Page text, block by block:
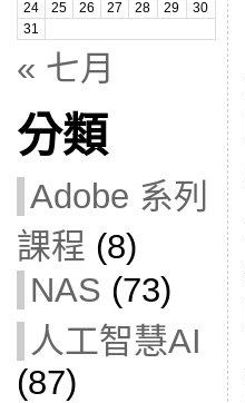
24
25 26 27 28 29
30
31
« 七月
分類
Adobe 系列
課程 (8)
NAS (73)
人工智慧AI
(87)